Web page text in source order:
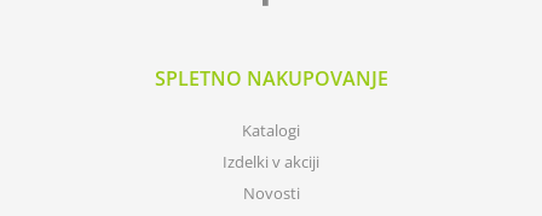
SPLETNO NAKUPOVANJE
Katalogi
Izdelki v akciji
Novosti